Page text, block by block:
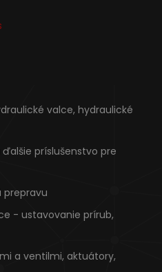
valce, hydraulické
príslušenstvo pre
prepravu
- ustavovanie prírub,
a ventilmi, aktuátory,